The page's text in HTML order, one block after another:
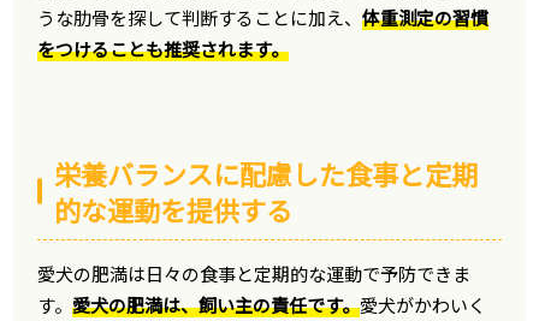
うな肋骨を探して判断することに加え、体重測定の習慣
をつけることも推奨されます。
栄養バランスに配慮した食事と定期
的な運動を提供する
愛犬の肥満は日々の食事と定期的な運動で予防できま
す。愛犬の肥満は、飼い主の責任です。愛犬がかわいく